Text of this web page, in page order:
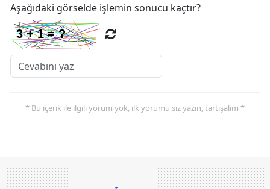
Aşağıdaki görselde işlemin sonucu kaçtır?
* Bu içerik ile ilgili yorum yok, ilk yorumu siz yazın, tartışalım *